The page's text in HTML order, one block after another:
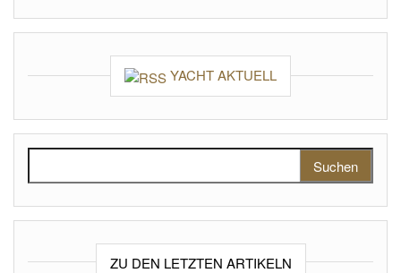
YACHT AKTUELL
ZU DEN LETZTEN ARTIKELN